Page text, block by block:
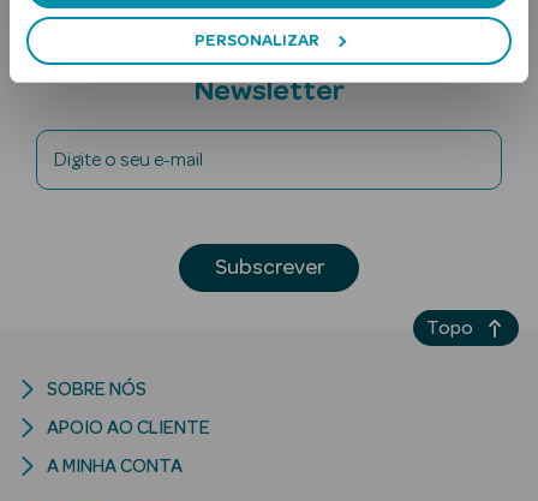
PERSONALIZAR
Lábios
Solares Bebé e
Subscreva a
Newsletter
Digite o seu e-mail
Subscrever
SOBRE NÓS
APOIO AO CLIENTE
A MINHA CONTA
Topo